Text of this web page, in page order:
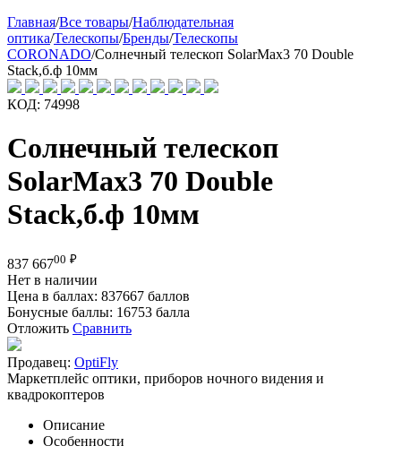
Главная/Все товары/Наблюдательная
оптика/Телескопы/Бренды/Телескопы
CORONADO/Солнечный телескоп SolarMax3 70 Double
Stack,б.ф 10мм
КОД: 74998
Солнечный телескоп
SolarMax3 70 Double
Stack,б.ф 10мм
837 66700 ₽
Нет в наличии
Цена в баллах: 837667 баллов
Бонусные баллы: 16753 балла
Отложить Сравнить
Продавец: OptiFly
Маркетплейс оптики, приборов ночного видения и
квадрокоптеров
Описание
Особенности